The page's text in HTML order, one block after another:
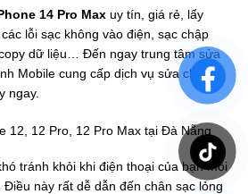
14 Pro Max uy tín, giá rẻ, lấy
lỗi sạc không vào điện, sạc chập
dữ liệu… Đến ngay trung tâm sửa
Mobile cung cấp dịch vụ sửa chữa
ngay.
tránh khỏi khi điện thoại của bạn mỗi
Điều này rất dễ dẫn đến chân sạc lỏng